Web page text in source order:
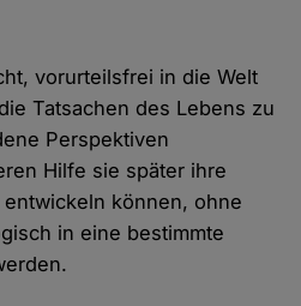
vorurteilsfrei in die Welt
Tatsachen des Lebens zu
Perspektiven
Hilfe sie später ihre
können, ohne
in eine bestimmte